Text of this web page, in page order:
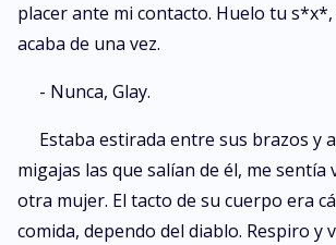
placer ante mi contacto. Huelo tu s*x*,
acaba de una vez.
- Nunca, Glay.
Estaba estirada entre sus brazos y
migajas las que salían de él, me sentía
otra mujer. El tacto de su cuerpo era
comida, dependo del diablo. Respiro y